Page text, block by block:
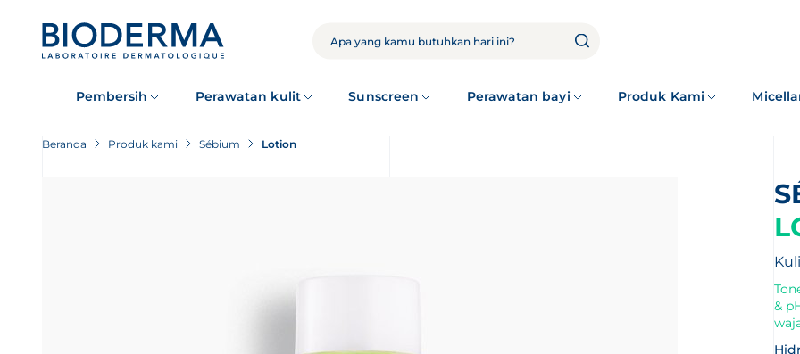
CARI
Pembersih Perawatan kulit Sunscreen Perawatan bayi Produk Kami
Beranda Produk kami Sébium Lotion
&